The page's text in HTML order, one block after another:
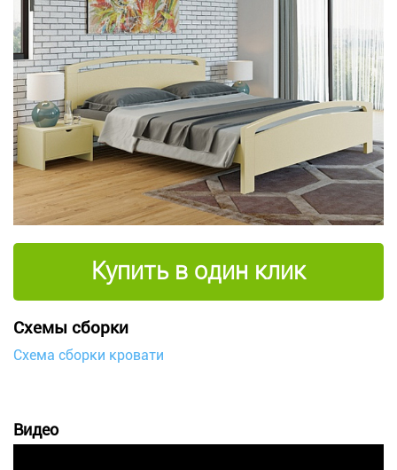
Купить в один клик
Схемы сборки
Схема сборки кровати
Видео